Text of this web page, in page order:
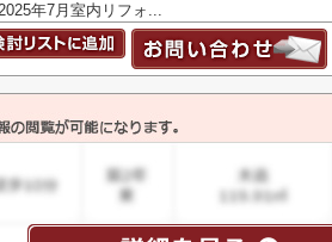
年7月室内リフォ...